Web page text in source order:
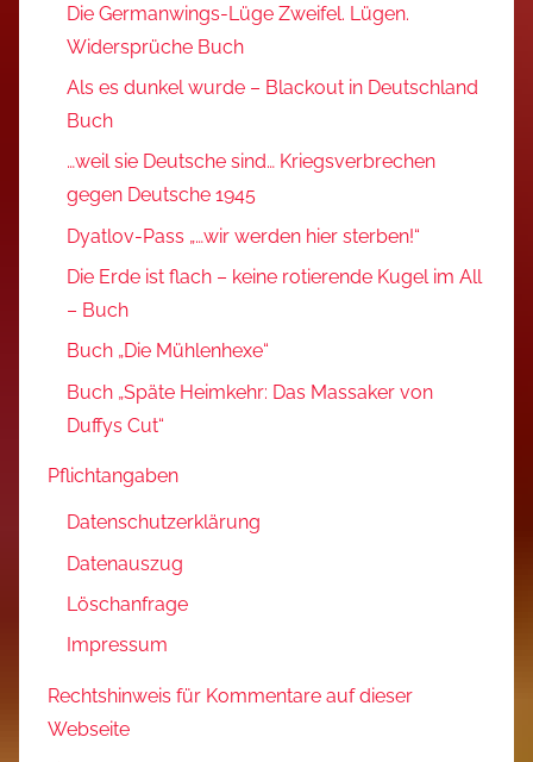
Die Germanwings-Lüge Zweifel. Lügen.
Widersprüche Buch
Als es dunkel wurde – Blackout in Deutschland
Buch
…weil sie Deutsche sind… Kriegsverbrechen
gegen Deutsche 1945
Dyatlov-Pass „…wir werden hier sterben!“
Die Erde ist flach – keine rotierende Kugel im All
– Buch
Buch „Die Mühlenhexe“
Buch „Späte Heimkehr: Das Massaker von
Duffys Cut“
Pflichtangaben
Datenschutzerklärung
Datenauszug
Löschanfrage
Impressum
Rechtshinweis für Kommentare auf dieser
Webseite